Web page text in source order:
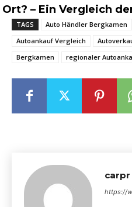
Ort? – Ein Vergleich
TAGS Auto Händler Bergkamen
Autoankauf Vergleich
Bergkamen
regionaler
carpr
https://